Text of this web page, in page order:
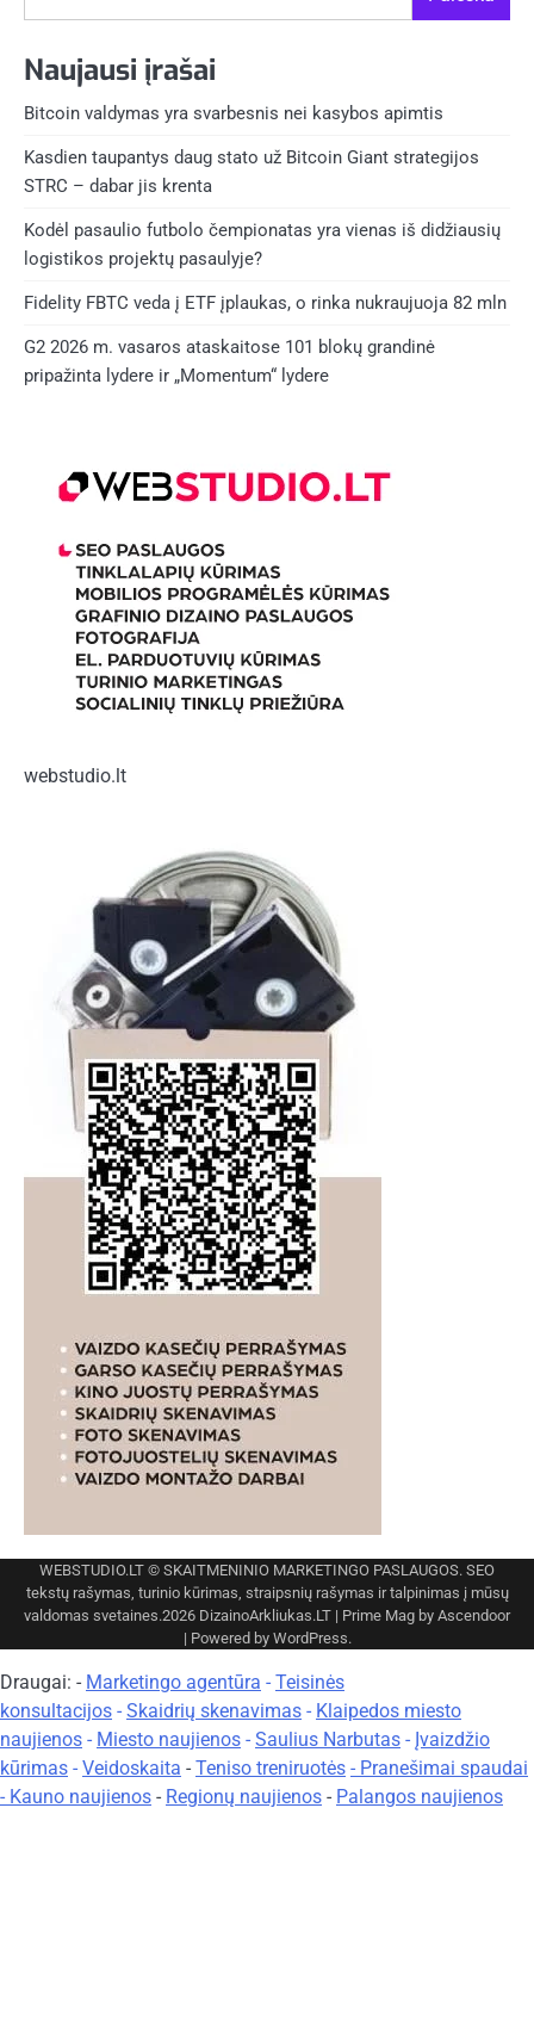
Naujausi įrašai
Bitcoin valdymas yra svarbesnis nei kasybos apimtis
Kasdien taupantys daug stato už Bitcoin Giant strategijos
STRC – dabar jis krenta
Kodėl pasaulio futbolo čempionatas yra vienas iš didžiausių
logistikos projektų pasaulyje?
Fidelity FBTC veda į ETF įplaukas, o rinka nukraujuoja 82 mln
G2 2026 m. vasaros ataskaitose 101 blokų grandinė
pripažinta lydere ir „Momentum“ lydere
webstudio.lt
WEBSTUDIO.LT © SKAITMENINIO MARKETINGO PASLAUGOS. SEO
tekstų rašymas, turinio kūrimas, straipsnių rašymas ir talpinimas į mūsų
valdomas svetaines.2026 DizainoArkliukas.LT | Prime Mag by Ascendoor
| Powered by WordPress.
Draugai: - Marketingo agentūra - Teisinės
konsultacijos - Skaidrių skenavimas - Klaipedos miesto
naujienos - Miesto naujienos - Saulius Narbutas - Įvaizdžio
kūrimas - Veidoskaita - Teniso treniruotės - Pranešimai spaudai
- Kauno naujienos - Regionų naujienos - Palangos naujienos